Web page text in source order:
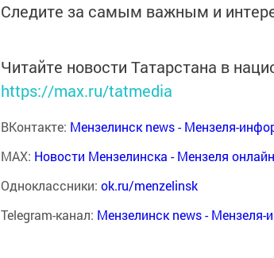
Следите за самым важным и
Читайте новости Татарстана в
https://max.ru/tatmedia
ВКонтакте: Мензелинск news - Мензеля-
MAX: Новости Мензелинска - Мензеля онлайн
Одноклассники: ok.ru/menzelinsk
Telegram-канал: Мензелинск news - Мензеля-